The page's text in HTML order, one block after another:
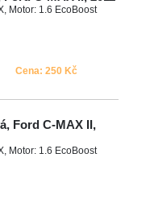
Motor: 1.6 EcoBoost
Cena: 250 Kč
Ford C-MAX II,
Motor: 1.6 EcoBoost